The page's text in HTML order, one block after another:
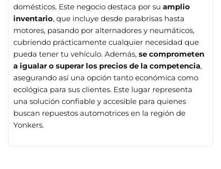
domésticos. Este negocio destaca por su amplio
inventario, que incluye desde parabrisas hasta
motores, pasando por alternadores y neumáticos,
cubriendo prácticamente cualquier necesidad que
pueda tener tu vehículo. Además, se comprometen
a igualar o superar los precios de la competencia,
asegurando así una opción tanto económica como
ecológica para sus clientes. Este lugar representa
una solución confiable y accesible para quienes
buscan repuestos automotrices en la región de
Yonkers.